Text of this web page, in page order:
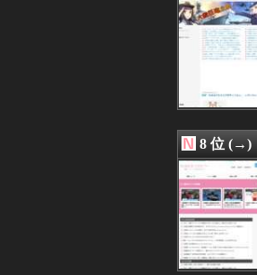
08/06 15:28
08/06 15:19
08/06 15:15
08/06 15:14
08/06 15:12
08/06 15:10
08/06 15:09
08/06 15:08
08/06 15:05
08/06 15:03
08/06 15:00
08/06 15:00
08/06 15:00
08/06 15:00
08/06 15:00
8 位 (→)